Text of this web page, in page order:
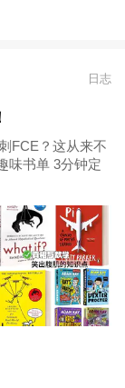
日志
FCE？这从来不
味书单 3分钟定